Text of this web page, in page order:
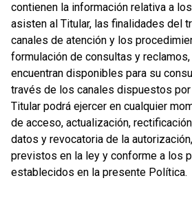
contienen la información relativa a
asisten al Titular, las finalidades del
canales de atención y los
formulación de consultas y
encuentran disponibles para su
través de los canales dispuestos por
Titular podrá ejercer en cualquier
de acceso, actualización,
datos y revocatoria de la
previstos en la ley y conforme a los
establecidos en la presente Política.